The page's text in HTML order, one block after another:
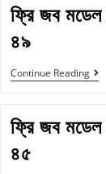
ফ্রি জব মডেল
৪৯
Continue Reading
ফ্রি জব মডেল
৪৫